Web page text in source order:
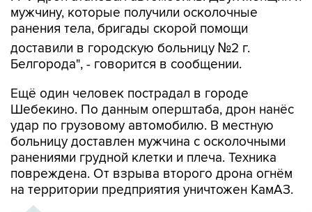
мужчину, которые получили осколочные
ранения тела, бригады скорой помощи
доставили в городскую больницу №2 г.
Белгорода", - говорится в сообщении.
Ещё один человек пострадал в городе
Шебекино. По данным оперштаба, дрон нанёс
удар по грузовому автомобилю. В местную
больницу доставлен мужчина с осколочными
ранениями грудной клетки и плеча. Техника
повреждена. От взрыва второго дрона огнём
на территории предприятия уничтожен КамАЗ.